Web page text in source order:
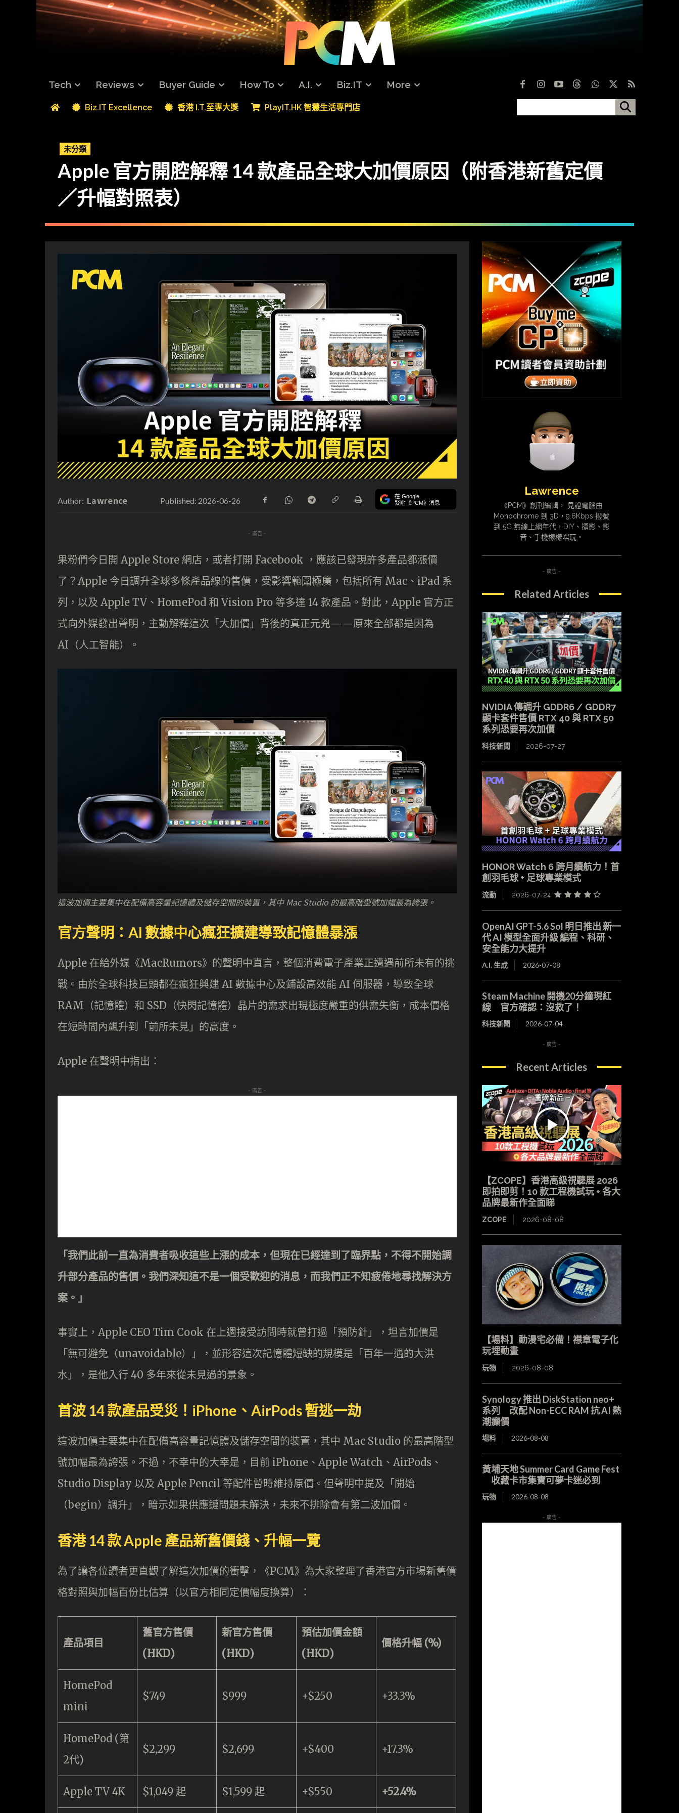
Tech Reviews Buyer Guide How To A.I. Biz.IT More
Biz.IT Excellence 香港 I.T.至專大獎 PlayIT.HK 智慧生活專門店
未分類
Apple 官方開腔解釋 14 款產品全球大加價原因（附香港新舊定價
／升幅對照表）
Author: Lawrence Published: 2026-06-26 在 Google
緊貼《PCM》消息
- 廣告 -
果粉們今日開 Apple Store 網店，或者打開 Facebook ，應該已發現許多產品都漲價
了？Apple 今日調升全球多條產品線的售價，受影響範圍極廣，包括所有 Mac、iPad 系
列，以及 Apple TV、HomePod 和 Vision Pro 等多達 14 款產品。對此，Apple 官方正
式向外媒發出聲明，主動解釋這次「大加價」背後的真正元兇——原來全部都是因為
AI（人工智能）。
這波加價主要集中在配備高容量記憶體及儲存空間的裝置，其中 Mac Studio 的最高階型號加幅最為誇張。
官方聲明：AI 數據中心瘋狂擴建導致記憶體暴漲
Apple 在給外媒《MacRumors》的聲明中直言，整個消費電子產業正遭遇前所未有的挑
戰。由於全球科技巨頭都在瘋狂興建 AI 數據中心及鋪設高效能 AI 伺服器，導致全球
RAM（記憶體）和 SSD（快閃記憶體）晶片的需求出現極度嚴重的供需失衡，成本價格
在短時間內飆升到「前所未見」的高度。
Apple 在聲明中指出：
- 廣告 -
「我們此前一直為消費者吸收這些上漲的成本，但現在已經達到了臨界點，不得不開始調
升部分產品的售價。我們深知這不是一個受歡迎的消息，而我們正不知疲倦地尋找解決方
案。」
事實上，Apple CEO Tim Cook 在上週接受訪問時就曾打過「預防針」，坦言加價是
「無可避免（unavoidable）」，並形容這次記憶體短缺的規模是「百年一遇的大洪
水」，是他入行 40 多年來從未見過的景象。
首波 14 款產品受災！iPhone、AirPods 暫逃一劫
這波加價主要集中在配備高容量記憶體及儲存空間的裝置，其中 Mac Studio 的最高階型
號加幅最為誇張。不過，不幸中的大幸是，目前 iPhone、Apple Watch、AirPods、
Studio Display 以及 Apple Pencil 等配件暫時維持原價。但聲明中提及「開始
（begin）調升」，暗示如果供應鏈問題未解決，未來不排除會有第二波加價。
香港 14 款 Apple 產品新舊價錢、升幅一覽
為了讓各位讀者更直觀了解這次加價的衝擊，《PCM》為大家整理了香港官方市場新舊價
格對照與加幅百份比估算（以官方相同定價幅度換算）：
產品項目
舊官方售價
(HKD)
新官方售價
(HKD)
預估加價金額
(HKD)
價格升幅 (%)
HomePod
mini
$749 $999 +$250 +33.3%
HomePod (第
2代)
$2,299 $2,699 +$400 +17.3%
Apple TV 4K $1,049 起 $1,599 起 +$550 +52.4%
Lawrence
《PCM》創刊編輯， 見證電腦由
Monochrome 到 3D，9.6Kbps 撥號
到 5G 無線上網年代，DIY、攝影、影
音、手機樣樣啱玩。
- 廣告 -
Related Articles
NVIDIA 傳調升 GDDR6 / GDDR7
顯卡套件售價 RTX 40 與 RTX 50
系列恐要再次加價
科技新聞 2026-07-27
HONOR Watch 6 跨月續航力！首
創羽毛球 + 足球專業模式
流動 2026-07-24
OpenAI GPT-5.6 Sol 明日推出 新一
代 AI 模型全面升級 編程、科研、
安全能力大提升
A.I. 生成 2026-07-08
Steam Machine 開機20分鐘現紅
線 官方確認：沒救了！
科技新聞 2026-07-04
- 廣告 -
Recent Articles
【ZCOPE】香港高級視聽展 2026
即拍即剪！10 款工程機試玩 + 各大
品牌最新作全面睇
ZCOPE 2026-08-08
【場料】動漫宅必備！襟章電子化
玩埋動畫
玩物 2026-08-08
Synology 推出 DiskStation neo+
系列 改配 Non-ECC RAM 抗 AI 熱
潮癲價
場料 2026-08-08
黃埔天地 Summer Card Game Fest
收藏卡市集寶可夢卡迷必到
玩物 2026-08-08
- 廣告 -